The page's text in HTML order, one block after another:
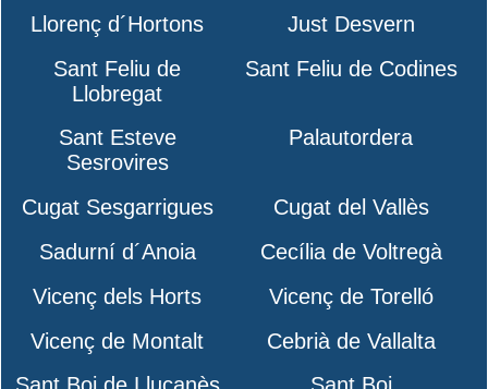
Llorenç d´Hortons
Just Desvern
Sant Feliu de
Llobregat
Sant Feliu de Codines
Sant Esteve
Sesrovires
Palautordera
Cugat Sesgarrigues
Cugat del Vallès
Sadurní d´Anoia
Cecília de Voltregà
Vicenç dels Horts
Vicenç de Torelló
Vicenç de Montalt
Cebrià de Vallalta